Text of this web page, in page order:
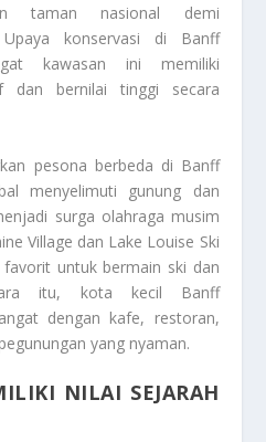
taman nasional demi
Upaya konservasi di Banff
kawasan ini memiliki
dan bernilai tinggi secara
pesona berbeda di Banff
menyelimuti gunung dan
surga olahraga musim
Village dan Lake Louise Ski
untuk bermain ski dan
itu, kota kecil Banff
dengan kafe, restoran,
yang nyaman.
NILAI SEJARAH